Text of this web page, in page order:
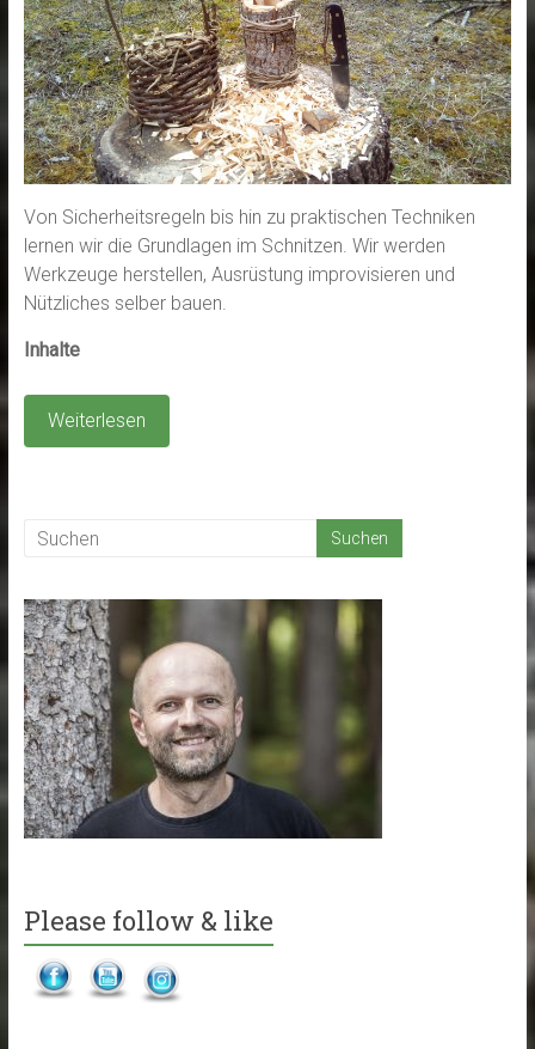
Von Sicherheitsregeln bis hin zu praktischen Techniken
lernen wir die Grundlagen im Schnitzen. Wir werden
Werkzeuge herstellen, Ausrüstung improvisieren und
Nützliches selber bauen.
Inhalte
Weiterlesen
Please follow & like